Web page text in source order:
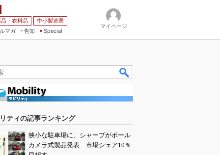
・衣料品
中小製造業
マガ
告知 Special
マイページ
ティの記事ランキング
狭小な駐車場に、シャープがポール
カメラ式製品発表 市場シェア10％